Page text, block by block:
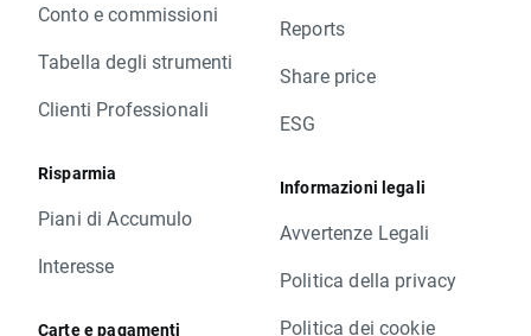
Conto e commissioni
Tabella degli strumenti
Clienti Professionali
Risparmia
Piani di Accumulo
Interesse
Carte e pagamenti
Reports
Share price
ESG
Informazioni legali
Avvertenze Legali
Politica della privacy
Politica dei cookie